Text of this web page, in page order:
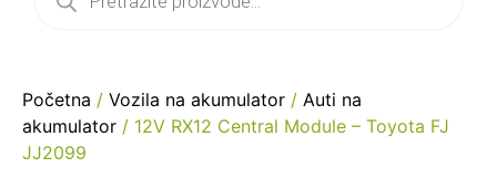
Početna / Vozila na akumulator / Auti na
akumulator / 12V RX12 Central Module – Toyota FJ
JJ2099